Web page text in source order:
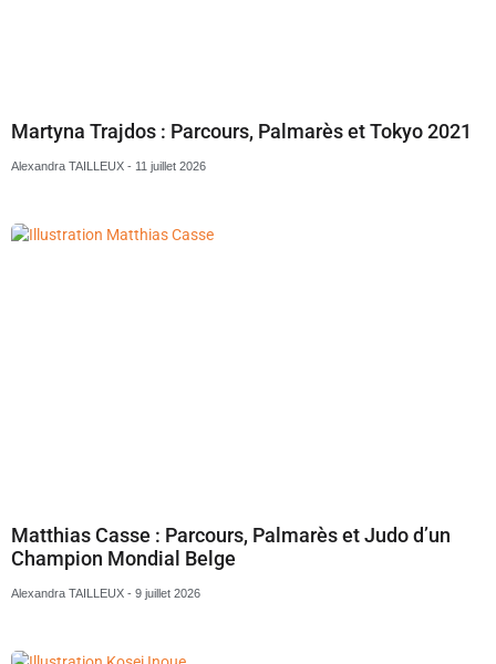
Martyna Trajdos : Parcours, Palmarès et Tokyo 2021
Alexandra TAILLEUX 11 juillet 2026
Matthias Casse : Parcours, Palmarès et Judo d’un
Champion Mondial Belge
Alexandra TAILLEUX 9 juillet 2026